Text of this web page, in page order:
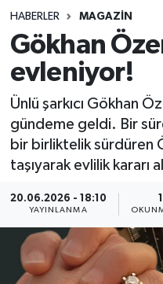
HABERLER MAGAZIN
Gökhan
evleniyor!
Ünlü şarkıcı Gökhan
gündeme geldi. Bir
bir birliktelik sürdüren
taşıyarak evlilik kararı
20.06.2026 - 18:10
YAYINLANMA
Spor
Teknoloji
Yaşam